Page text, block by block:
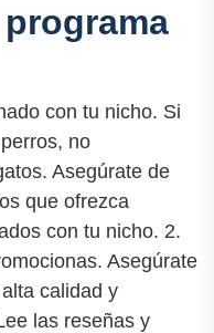
con tu nicho. Si
no
Asegúrate de
que ofrezca
con tu nicho. 2.
Asegúrate
calidad y
las reseñas y